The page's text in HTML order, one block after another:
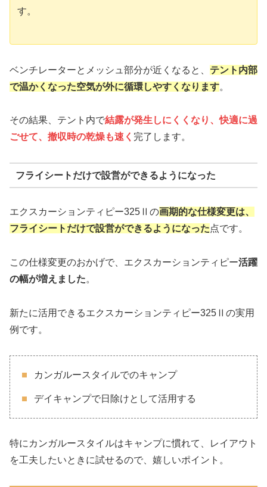
す。
ベンチレーターとメッシュ部分が近くなると、 テント内部
で温かくなった空気が外に循環しやすくなります。
その結果、テント内で結露が発生しにくくなり、快適に過
ごせて、撤収時の乾燥も速く 完了します。
フライシートだけで設営ができるようになった
エクスカーションティピー325Ⅱの画期的な仕様変更は、
フライシートだけで設営ができるようになった点です。
この仕様変更のおかげで、エクスカーションティピー活躍
の幅が増えました。
新たに活用できるエクスカーションティピー325Ⅱの実用
例です。
カンガルースタイルでのキャンプ
デイキャンプで日除けとして活用する
特にカンガルースタイルはキャンプに慣れて、レイアウト
を工夫したいときに試せるので、嬉しいポイント。